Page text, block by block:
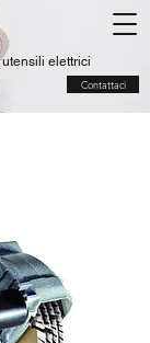
elettrici
Contattaci